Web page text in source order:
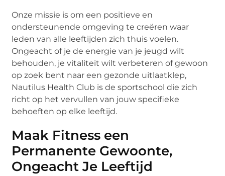
Onze missie is om een positieve en
ondersteunende omgeving te creëren waar
leden van alle leeftijden zich thuis voelen.
Ongeacht of je de energie van je jeugd wilt
behouden, je vitaliteit wilt verbeteren of gewoon
op zoek bent naar een gezonde uitlaatklep,
Nautilus Health Club is de sportschool die zich
richt op het vervullen van jouw specifieke
behoeften op elke leeftijd.
Maak Fitness een
Permanente Gewoonte,
Ongeacht Je Leeftijd